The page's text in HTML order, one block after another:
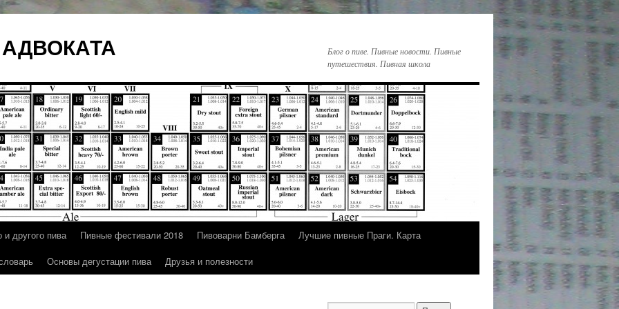
Блог о пиве. Пивные новости. Пивные
путешествия. Пивная школа
другого пива Пивные фестивали 2018 Пивоварни Бамберга
Лучшие пивные Праги. Карта
Основы дегустации пива Друзья и полезности